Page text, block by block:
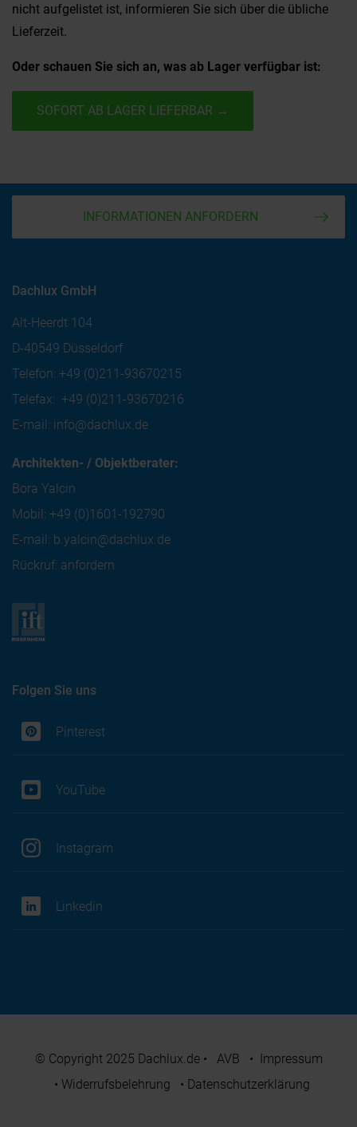
nicht aufgelistet ist, informieren Sie sich über die übliche
Lieferzeit.
Oder schauen Sie sich an, was ab Lager verfügbar ist:
SOFORT AB LAGER LIEFERBAR →
INFORMATIONEN ANFORDERN
Dachlux GmbH
Alt-Heerdt 104
D-40549 Düsseldorf
Telefon: +49 (0)211-93670215
Telefax: +49 (0)211-93670216
E-mail: info@dachlux.de
Architekten- / Objektberater:
Bora Yalcin
Mobil: +49 (0)1601-192790
E-mail: b.yalcin@dachlux.de
Rückruf: anfordern
Folgen Sie uns
Pinterest
YouTube
Instagram
Linkedin
© Copyright 2025 Dachlux.de • AVB • Impressum
• Widerrufsbelehrung • Datenschutzerklärung